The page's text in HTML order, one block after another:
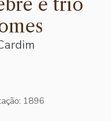
e trio
1896